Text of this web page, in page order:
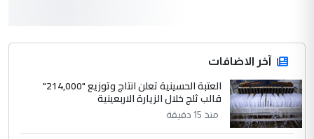
المشترك لا تستهدف أية دولة ومفتوحة لانضمام
الدول الشقيقة
4 يوسف غزوان عصمت
التعليق : بكالوريوس فيزياء طبية متزوج و
زوجتي أيضا بكالوريوس سكني بغداد أرغب في
آخر الاضافات
العتبة الحسينية تعلن انتاج وتوزيع "214,000"
قالب ثلج خلال الزيارة الاربعينية
منذ 15 دقيقة